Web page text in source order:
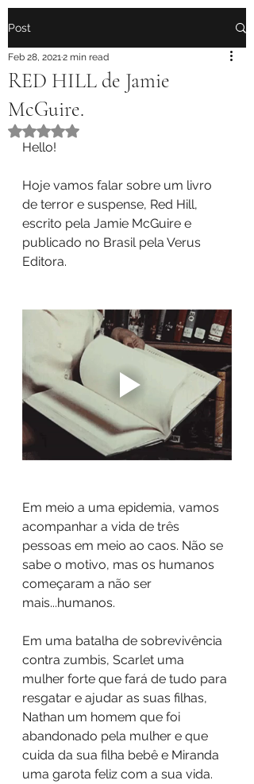
Post
RED HILL de Jamie
McGuire.
Feb 28, 20212 min read
Rated NaN out of 5 stars.
Hello!
Hoje vamos falar sobre um livro
de terror e suspense, Red Hill,
escrito pela Jamie McGuire e
publicado no Brasil pela Verus
Editora.
Em meio a uma epidemia, vamos
acompanhar a vida de três
pessoas em meio ao caos. Não se
sabe o motivo, mas os humanos
começaram a não ser
mais...humanos.
Em uma batalha de sobrevivência
contra zumbis, Scarlet uma
mulher forte que fará de tudo para
resgatar e ajudar as suas filhas,
Nathan um homem que foi
abandonado pela mulher e que
cuida da sua filha bebê e Miranda
uma garota feliz com a sua vida.